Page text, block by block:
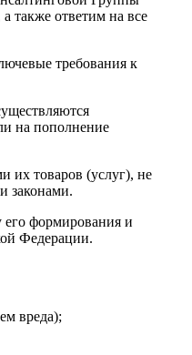
также ответим на все
требования к
на пополнение
их товаров (услуг), не
законами.
его формирования и
Федерации.
вреда);